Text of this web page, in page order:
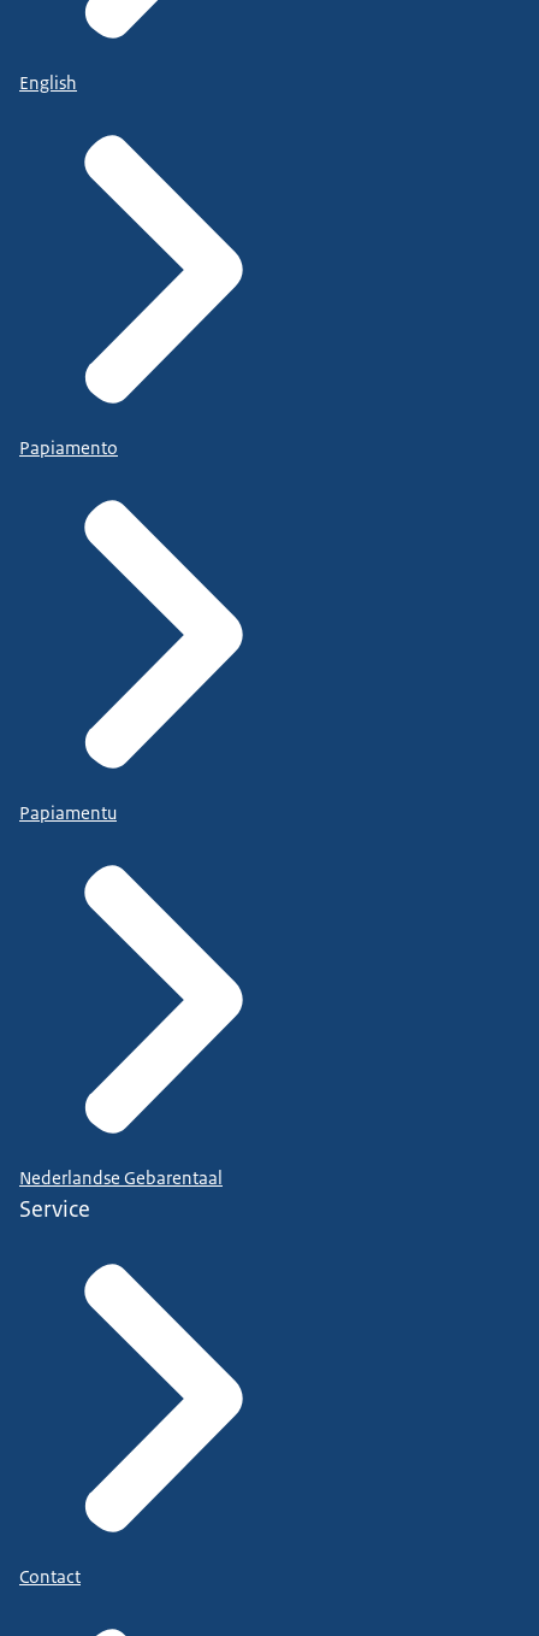
English
Papiamento
Papiamentu
Nederlandse Gebarentaal
Service
Contact